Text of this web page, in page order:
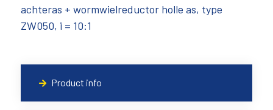
achteras + wormwielreductor holle as, type
ZW050, i = 10:1
Product info